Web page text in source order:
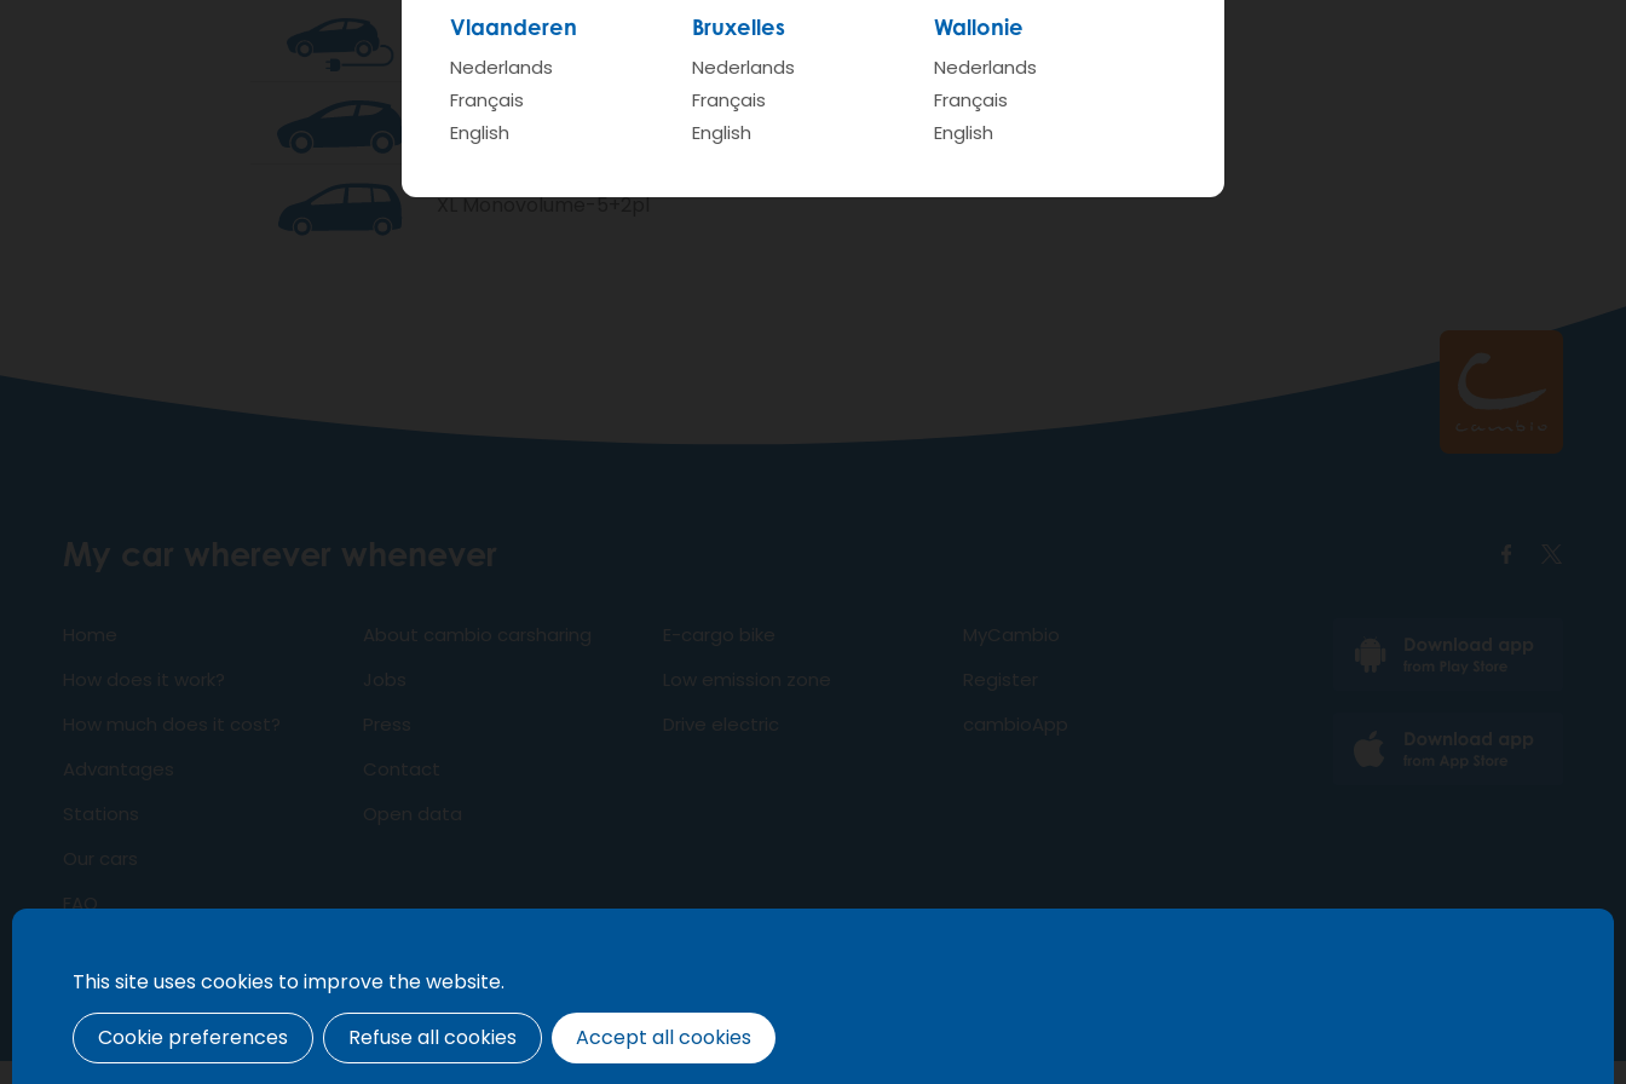
Vlaanderen
Nederlands
Français
English
Bruxelles
Nederlands
Français
English
Wallonie
Nederlands
Français
English
S e-cambio autom.
S Mini
XL Monovolume-5+2pl
My car wherever whenever
Home
How does it work?
How much does it cost?
Advantages
Stations
Our cars
FAQ
About cambio carsharing
Jobs
Press
Contact
Open data
E-cargo bike
Low emission zone
Drive electric
MyCambio
Register
cambioApp
This site uses cookies to improve the website.
Cookie preferences
Refuse all cookies Accept all cookies